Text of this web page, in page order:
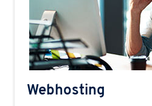
Webhosting